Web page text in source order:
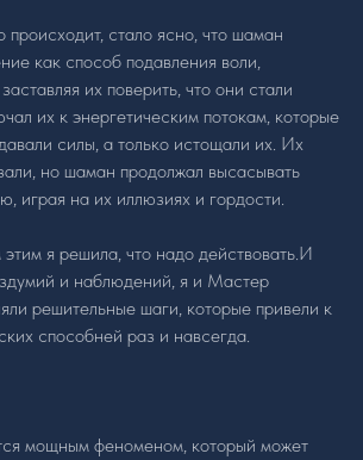
происходит, стало ясно, что шаман
как способ подавления воли,
их поверить, что они стали
их к энергетическим потокам, которые
силы, а только истощали их. Их
но шаман продолжал высасывать
играя на их иллюзиях и гордости.
я решила, что надо действовать.И
и наблюдений, я и Мастер
решительные шаги, которые привели к
способней раз и навсегда.
мощным феноменом, который может